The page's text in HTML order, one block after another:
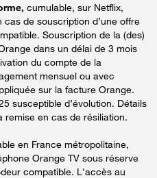
cumulable, sur Netflix,
cas de souscription d’une offre
Souscription de la (des)
dans un délai de 3 mois
du compte de la
mensuel ou avec
sur la facture Orange.
susceptible d’évolution. Détails
remise en cas de résiliation.
en France métropolitaine,
Orange TV sous réserve
compatible. L'accès au